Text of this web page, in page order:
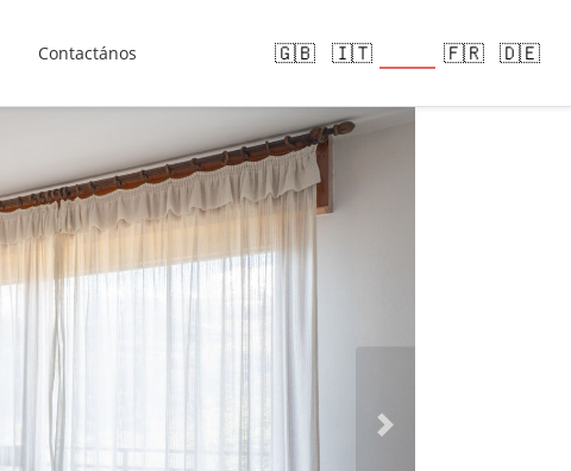
Contactános 🇬🇧 🇮🇹 🇫🇷 🇩🇪